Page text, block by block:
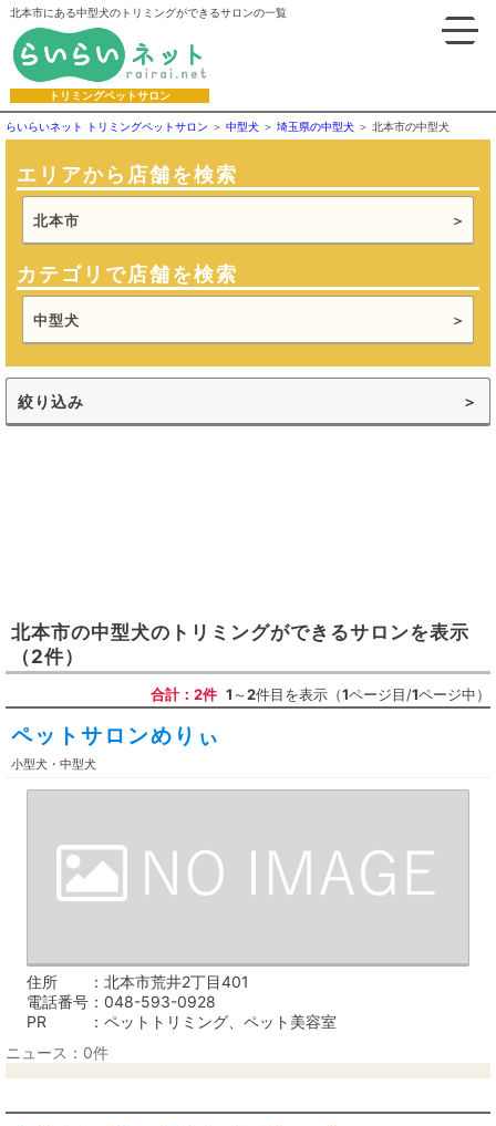
北本市にある中型犬のトリミングができるサロンの一覧
トリミングペットサロン
らいらいネット トリミングペットサロン 中型犬 埼玉県の中型犬 北本市の中型犬
エリアから店舗を検索
北本市
カテゴリで店舗を検索
中型犬
絞り込み
北本市の中型犬のトリミングができるサロンを表示
（2件）
合計：2件 1～2件目を表示（1ページ目/1ページ中）
ペットサロンめりぃ
小型犬・中型犬
住所
北本市荒井2丁目401
電話番号
048-593-0928
PR
ペットトリミング、ペット美容室
ニュース：0件